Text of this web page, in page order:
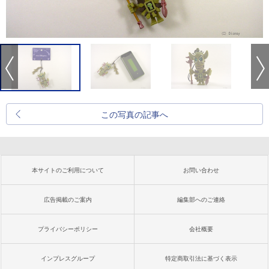
この写真の記事へ
本サイトのご利用について お問い合わせ
広告掲載のご案内 編集部へのご連絡
プライバシーポリシー 会社概要
インプレスグループ 特定商取引法に基づく表示